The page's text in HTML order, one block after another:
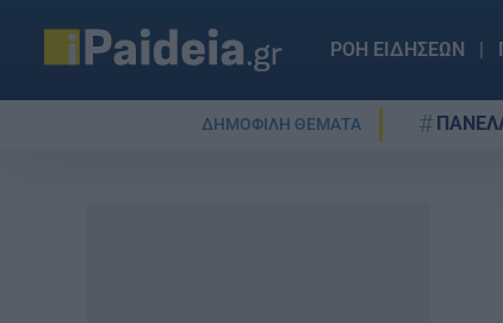
ΡΟΗ ΕΙΔΗΣΕΩΝ
ΔΗΜΟΦΙΛΗ ΘΕΜΑΤΑ